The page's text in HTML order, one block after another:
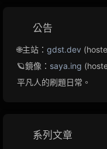
公告
🌐主站： gdst.dev
🪐鏡像： saya.ing
平凡人的刷題日常。
系列文章